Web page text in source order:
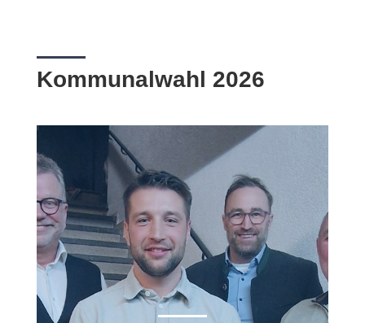
Kommunalwahl 2026